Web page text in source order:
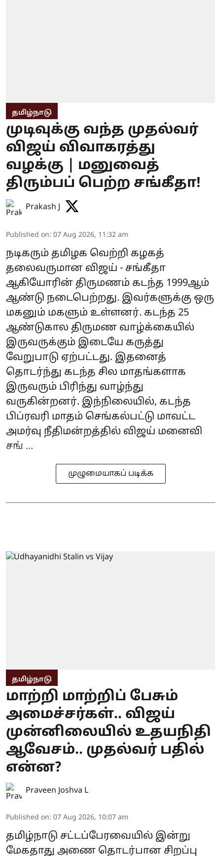
தமிழ்நாடு
முடிவுக்கு வந்த முதல்வர்
விஜய் விவாகரத்து
வழக்கு | மனுவைத்
திரும்பப் பெற்ற சங்கீதா!
Prakash J
Published on: 07 Aug 2026, 11:32 am
நடிகரும் தமிழக வெற்றி கழகத்
தலைவருமான விஜய் - சங்கீதா
ஆகியோரின் திருமணம் கடந்த 1999ஆம்
ஆண்டு நடைபெற்றது. இவர்களுக்கு ஒரு
மகனும் மகளும் உள்ளனர். கடந்த 25
ஆண்டுகால திருமண வாழ்க்கையில்
இருவருக்கும் இடையே கருத்து
வேறுபாடு ஏற்பட்டது. இதனைத்
தொடர்ந்து கடந்த சில மாதங்களாக
இருவரும் பிரிந்து வாழ்ந்து
வருகின்றனர். இந்நிலையில், கடந்த
பிப்ரவரி மாதம் செங்கல்பட்டு மாவட்ட
அமர்வு நீதிமன்றத்தில் விஜய் மனைவி
சங் ...
முழுமையாகப் படிக்க
தமிழ்நாடு
மாற்றி மாற்றிப் பேசும்
அமைச்சர்கள்.. விஜய்
முன்னிலையில் உதயநிதி
ஆவேசம்.. முதல்வர் பதில்
என்ன?
Praveen Joshva L
Published on: 07 Aug 2026, 10:07 am
தமிழ்நாடு சட்டப்பேரவையில் இன்று
மேகதாது அணை தொடர்பான சிறப்பு